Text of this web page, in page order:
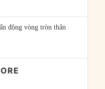
động vòng tròn thân